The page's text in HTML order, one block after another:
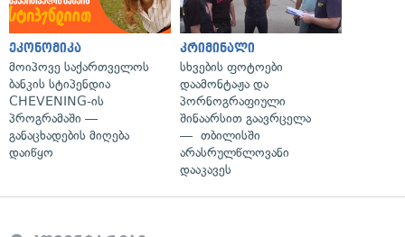
ეკონომიკა
მოიპოვე საქართველოს
ბანკის სტიპენდია
CHEVENING-ის
პროგრამაში —
განაცხადების მიღება
დაიწყო
კრიმინალი
სხვების ფოტოები
დაამონტაჟა და
პორნოგრაფიული
შინაარსით გაავრცელა
— თბილისში
არასრულწლოვანი
დააკავეს